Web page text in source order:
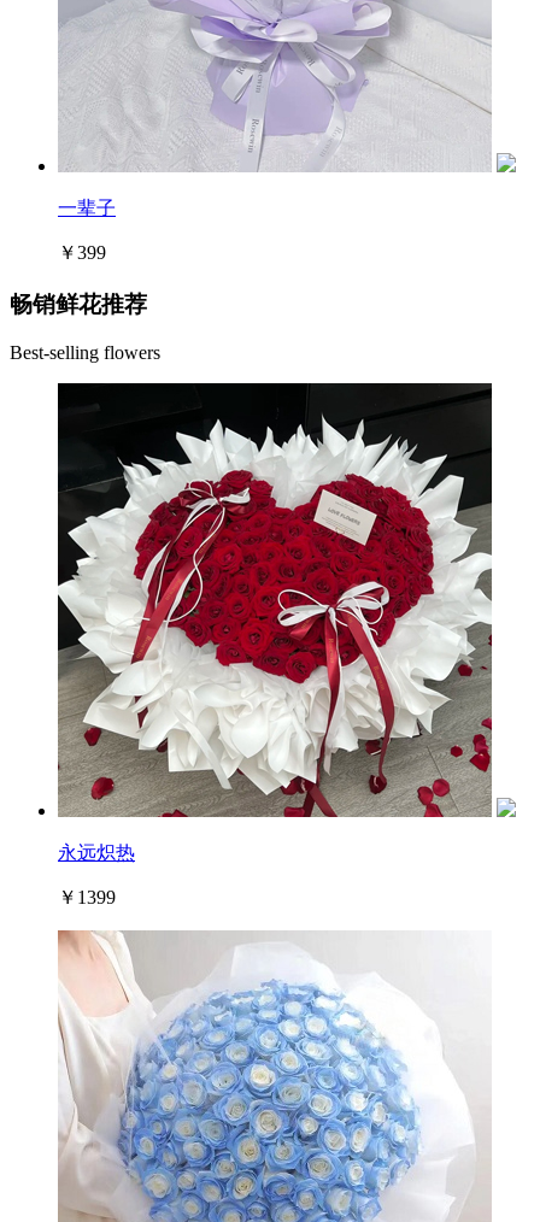
一辈子
￥399
畅销鲜花推荐
Best-selling flowers
永远炽热
￥1399